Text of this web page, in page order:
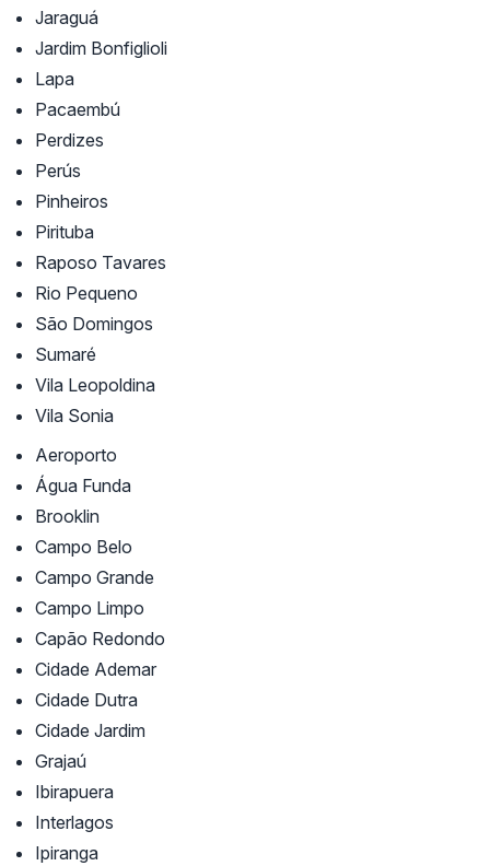
Jaraguá
Jardim Bonfiglioli
Lapa
Pacaembú
Perdizes
Perús
Pinheiros
Pirituba
Raposo Tavares
Rio Pequeno
São Domingos
Sumaré
Vila Leopoldina
Vila Sonia
Aeroporto
Água Funda
Brooklin
Campo Belo
Campo Grande
Campo Limpo
Capão Redondo
Cidade Ademar
Cidade Dutra
Cidade Jardim
Grajaú
Ibirapuera
Interlagos
Ipiranga